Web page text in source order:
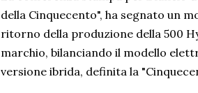
della Cinquecento", ha segnato un
ritorno della produzione della 500
marchio, bilanciando il modello
versione ibrida, definita la